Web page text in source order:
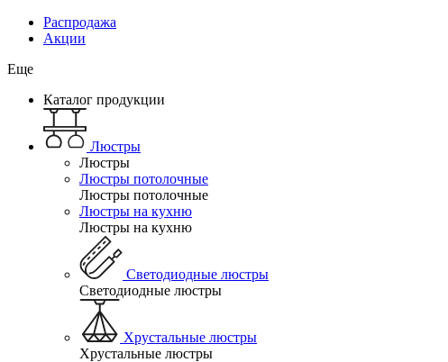
Распродажа
Акции
Еще
Каталог продукции
Люстры
Люстры
Люстры потолочные
Люстры потолочные
Люстры на кухню
Люстры на кухню
Светодиодные люстры
Светодиодные люстры
Хрустальные люстры
Хрустальные люстры